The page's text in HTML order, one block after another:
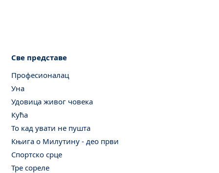
Све представе
Професионалац
Уна
Удовица живог човека
Кућа
То кад увати не пушта
Књига о Милутину - део први
Спортско срце
Тре сореле